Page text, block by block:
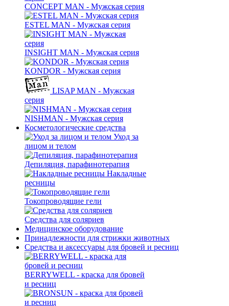
CONCEPT MAN - Мужская серия
ESTEL MAN - Мужская серия
INSIGHT MAN - Мужская серия
KONDOR - Мужская серия
LISAP MAN - Мужская
серия
NISHMAN - Мужская серия
Косметологические средства
Уход за
лицом и телом
Депиляция, парафинотерапия
Накладные
ресницы
Токопроводящие гели
Средства для соляриев
Медицинское оборудование
Принадлежности для стрижки животных
Средства и аксессуары для бровей и ресниц
BERRYWELL - краска для бровей
и ресниц